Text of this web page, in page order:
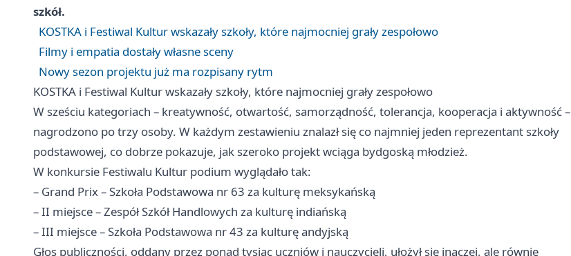
szkół.
KOSTKA i Festiwal Kultur wskazały szkoły, które najmocniej grały zespołowo
Filmy i empatia dostały własne sceny
Nowy sezon projektu już ma rozpisany rytm
KOSTKA i Festiwal Kultur wskazały szkoły, które najmocniej grały zespołowo
W sześciu kategoriach – kreatywność, otwartość, samorządność, tolerancja, kooperacja i aktywność –
nagrodzono po trzy osoby. W każdym zestawieniu znalazł się co najmniej jeden reprezentant szkoły
podstawowej, co dobrze pokazuje, jak szeroko projekt wciąga bydgoską młodzież.
W konkursie Festiwalu Kultur podium wyglądało tak:
– Grand Prix – Szkoła Podstawowa nr 63 za kulturę meksykańską
– II miejsce – Zespół Szkół Handlowych za kulturę indiańską
– III miejsce – Szkoła Podstawowa nr 43 za kulturę andyjską
Głos publiczności, oddany przez ponad tysiąc uczniów i nauczycieli, ułożył się inaczej, ale równie